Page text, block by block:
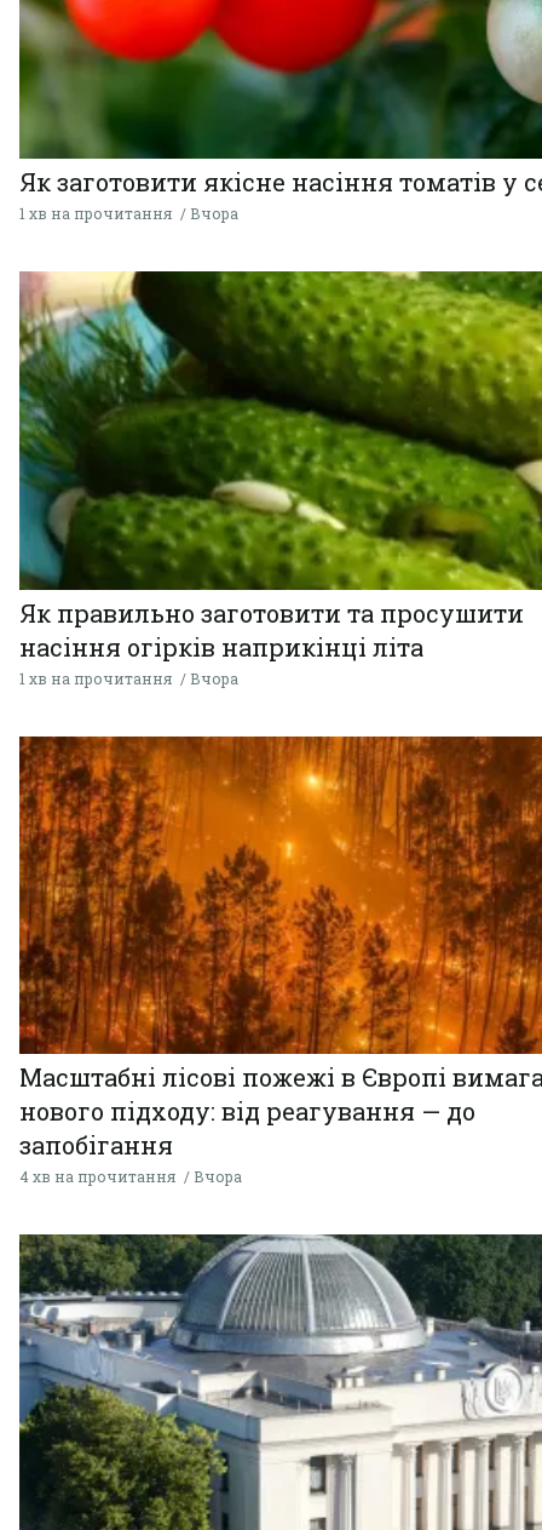
Як заготовити якісне насіння томатів у
1 хв на прочитання Вчора
Як правильно заготовити та просушити
насіння огірків наприкінці літа
1 хв на прочитання Вчора
Масштабні лісові пожежі в Європі
нового підходу: від реагування — до
запобігання
4 хв на прочитання Вчора